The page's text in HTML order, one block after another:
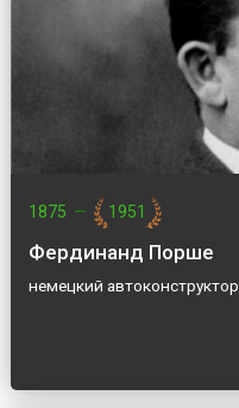
1875 — 1951
Фердинанд Порше
немецкий автоконструктор